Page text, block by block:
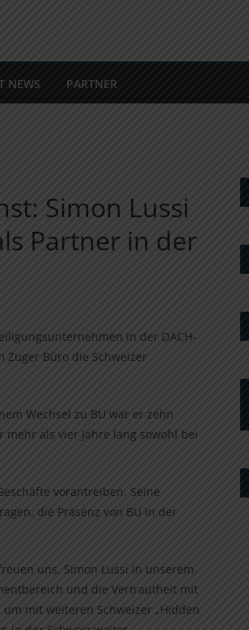
NEWS PARTNER
Simon Lussi
Partner in der
in der DACH-
Zuger Büro die Schweizer
Wechsel zu BU war er zehn
als vier Jahre lang sowohl bei
vorantreiben. Seine
die Präsenz von BU in der
uns, Simon Lussi in unserem
und die Vertrautheit mit
mit weiteren Schweizer „Hidden